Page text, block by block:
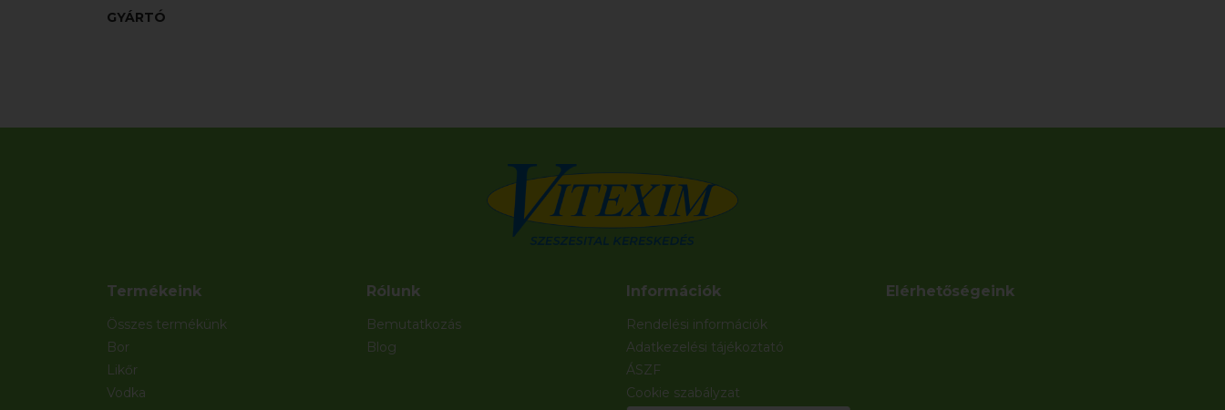
GYÁRTÓ
Termékeink
Összes termékünk
Bor
Likőr
Vodka
Rólunk
Bemutatkozás
Blog
Információk
Rendelési információk
Adatkezelési tájékoztató
ÁSZF
Cookie szabályzat
Elérhetőségeink